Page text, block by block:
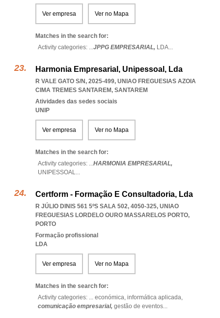
Ver empresa Ver no Mapa
Matches in the search for:
Activity categories: ...JPPG EMPRESARIAL, LDA...
Harmonia Empresarial, Unipessoal, Lda
R VALE GATO S/N, 2025-499, UNIAO FREGUESIAS AZOIA
CIMA TREMES SANTAREM, SANTAREM
Atividades das sedes sociais
UNIP
Ver empresa Ver no Mapa
Matches in the search for:
Activity categories: ...HARMONIA EMPRESARIAL,
UNIPESSOAL...
Certform - Formação E Consultadoria, Lda
R JÚLIO DINIS 561 5ºS SALA 502, 4050-325, UNIAO
FREGUESIAS LORDELO OURO MASSARELOS PORTO,
PORTO
Formação profissional
LDA
Ver empresa Ver no Mapa
Matches in the search for:
Activity categories: ... económica, informática aplicada,
comunicação empresarial, gestão de eventos...